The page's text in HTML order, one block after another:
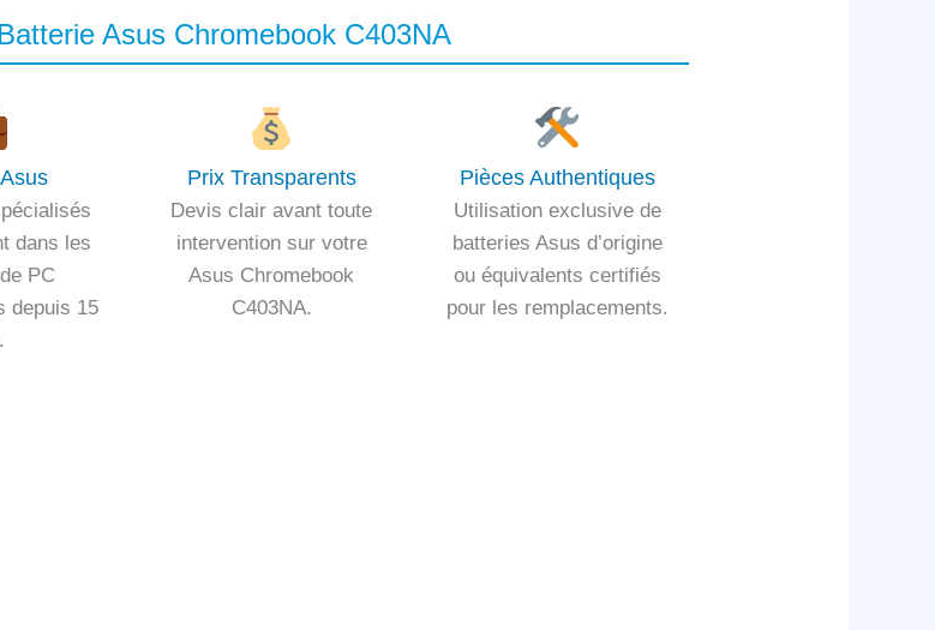
Asus Chromebook C403NA
dans les
PC
depuis 15
Prix Transparents
Devis clair avant toute
intervention sur votre
Asus Chromebook
C403NA.
Pièces Authentiques
Utilisation exclusive de
batteries Asus d’origine
ou équivalents certifiés
pour les remplacements.